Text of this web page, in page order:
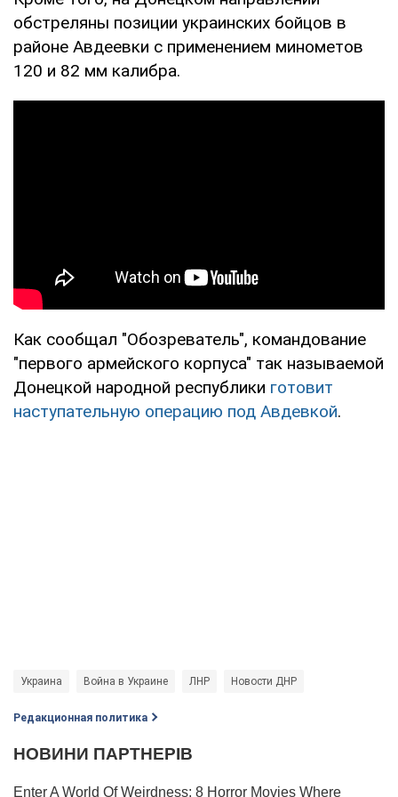
обстреляны позиции украинских бойцов в
районе Авдеевки с применением минометов
120 и 82 мм калибра.
Как сообщал "Обозреватель", командование
"первого армейского корпуса" так называемой
Донецкой народной республики готовит
наступательную операцию под Авдевкой.
Украина Война в Украине ЛНР Новости ДНР
Редакционная политика